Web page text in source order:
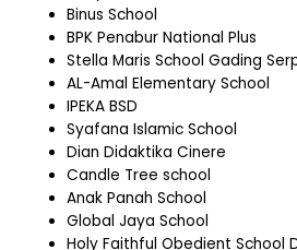
Binus School
BPK Penabur National Plus
Stella Maris School Gading
AL-Amal Elementary School
IPEKA BSD
Syafana Islamic School
Dian Didaktika Cinere
Candle Tree school
Anak Panah School
Global Jaya School
Holy Faithful Obedient School